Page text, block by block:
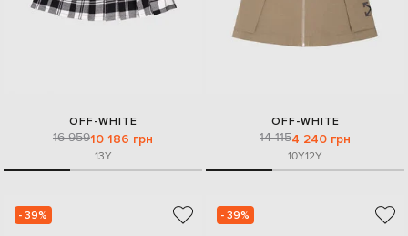
OFF-WHITE
16 95910 186 грн
13Y
OFF-WHITE
14 1154 240 грн
10Y12Y
- 39% - 39%